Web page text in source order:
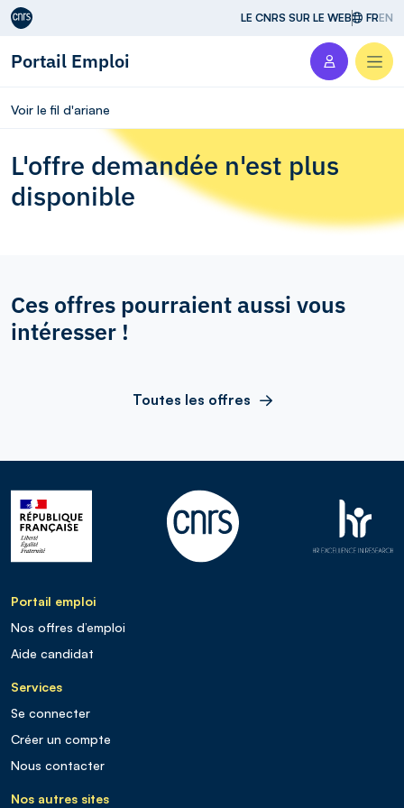
Aller au contenu LE CNRS SUR LE WEB FREN
Portail Emploi
Voir le fil d'ariane
L'offre demandée n'est plus
disponible
Ces offres pourraient aussi vous
intéresser !
Toutes les offres
Portail emploi
Nos offres d’emploi
Aide candidat
Services
Se connecter
Créer un compte
Nous contacter
Nos autres sites